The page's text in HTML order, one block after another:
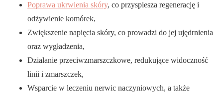
Poprawa ukrwienia skóry, co przyspiesza regenerację i
odżywienie komórek,
Zwiększenie napięcia skóry, co prowadzi do jej ujędrnienia
oraz wygładzenia,
Działanie przeciwzmarszczkowe, redukujące widoczność
linii i zmarszczek,
Wsparcie w leczeniu nerwic naczyniowych, a także